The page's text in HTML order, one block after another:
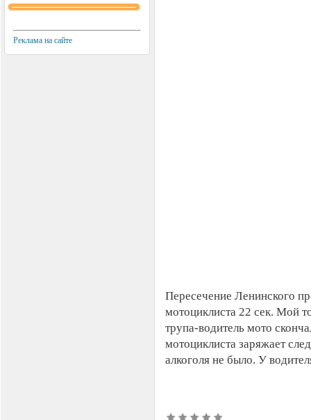
Реклама на сайте
Пересечение Ленинского
мотоциклиста 22 сек. Мой
трупа-водитель мото
мотоциклиста заряжает
алкоголя не было. У